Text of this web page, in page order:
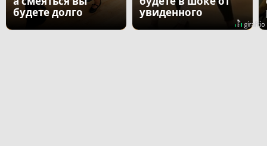
будете долго
увиденного